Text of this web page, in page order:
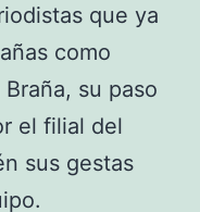
que ya
como
su paso
el filial del
sus gestas